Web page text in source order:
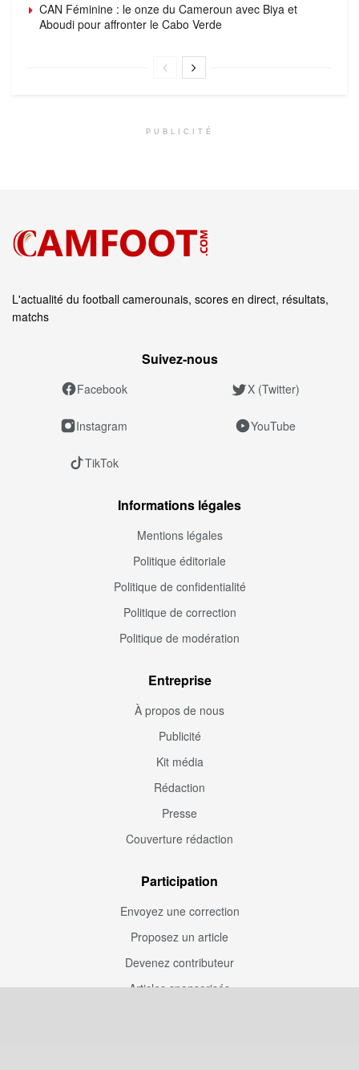
CAN Féminine : le onze du Cameroun avec Biya et
Aboudi pour affronter le Cabo Verde
PUBLICITÉ
L'actualité du football camerounais, scores en direct, résultats,
matchs
Suivez‑nous
Facebook X (Twitter)
Instagram YouTube
TikTok
Informations légales
Mentions légales
Politique éditoriale
Politique de confidentialité
Politique de correction
Politique de modération
Entreprise
À propos de nous
Publicité
Kit média
Rédaction
Presse
Couverture rédaction
Participation
Envoyez une correction
Proposez un article
Devenez contributeur
Articles sponsorisés